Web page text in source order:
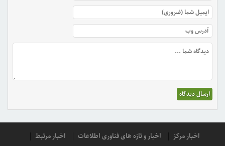
اخبار مرکز اخبار و تازه های فناوری اطلاعات
اخبار مرتبط